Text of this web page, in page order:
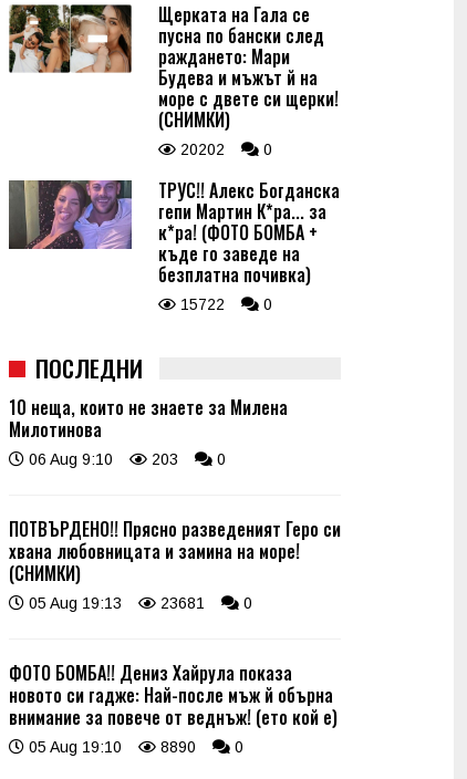
Щерката на Гала се
пусна по бански след
раждането: Мари
Будева и мъжът й на
море с двете си щерки!
(СНИМКИ)
20202 0
ТРУС!! Алекс Богданска
гепи Мартин К*ра... за
к*ра! (ФОТО БОМБА +
къде го заведе на
безплатна почивка)
15722 0
ПОСЛЕДНИ
10 неща, които не знаете за Милена
Милотинова
06 Aug 9:10 203 0
ПОТВЪРДЕНО!! Прясно разведеният Геро си
хвана любовницата и замина на море!
(СНИМКИ)
05 Aug 19:13 23681 0
ФОТО БОМБА!! Дениз Хайрула показа
новото си гадже: Най-после мъж й обърна
внимание за повече от веднъж! (ето кой е)
05 Aug 19:10 8890 0